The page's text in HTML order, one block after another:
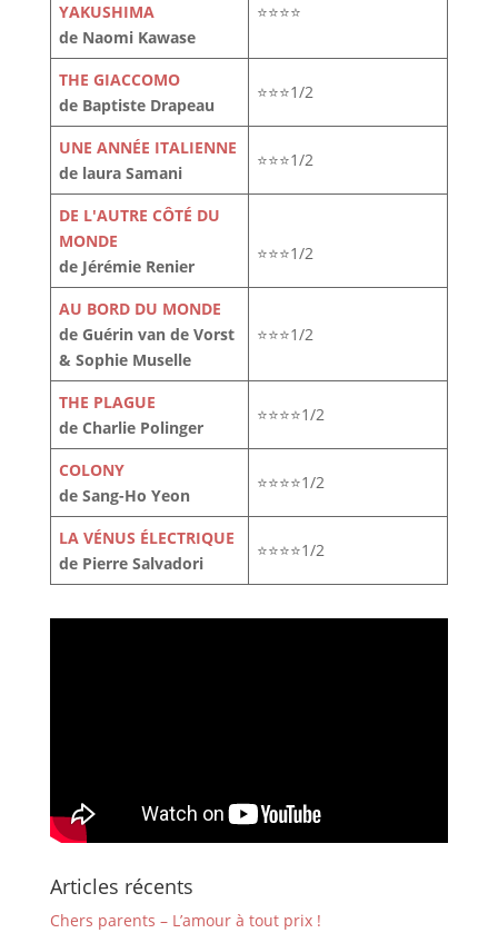
YAKUSHIMA
de Naomi Kawase
⭐⭐⭐⭐
THE GIACCOMO
de Baptiste Drapeau
⭐⭐⭐1/2
UNE ANNÉE ITALIENNE
de laura Samani
⭐⭐⭐1/2
DE L'AUTRE CÔTÉ DU
MONDE
de Jérémie Renier
⭐⭐⭐1/2
AU BORD DU MONDE
de Guérin van de Vorst
& Sophie Muselle
⭐⭐⭐1/2
THE PLAGUE
de Charlie Polinger
⭐⭐⭐⭐1/2
COLONY
de Sang-Ho Yeon
⭐⭐⭐⭐1/2
LA VÉNUS ÉLECTRIQUE
de Pierre Salvadori
⭐⭐⭐⭐1/2
Articles récents
Chers parents – L’amour à tout prix !